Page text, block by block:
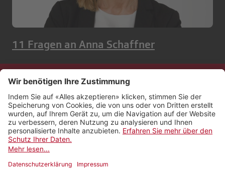
11 Fragen an Anna Schaffner
Kontakt
Impressum
Rechtliches
Netiquette